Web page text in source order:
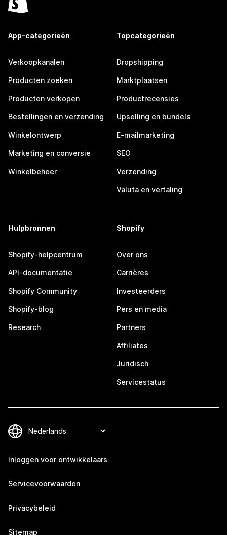
App-categorieën
Verkoopkanalen
Producten zoeken
Producten verkopen
Bestellingen en verzending
Winkelontwerp
Marketing en conversie
Winkelbeheer
Topcategorieën
Dropshipping
Marktplaatsen
Productrecensies
Upselling en bundels
E-mailmarketing
SEO
Verzending
Valuta en vertaling
Hulpbronnen
Shopify-helpcentrum
API-documentatie
Shopify Community
Shopify-blog
Research
Shopify
Over ons
Carrières
Investeerders
Pers en media
Partners
Affiliates
Juridisch
Servicestatus
Inloggen voor ontwikkelaars
Servicevoorwaarden
Privacybeleid
Sitemap